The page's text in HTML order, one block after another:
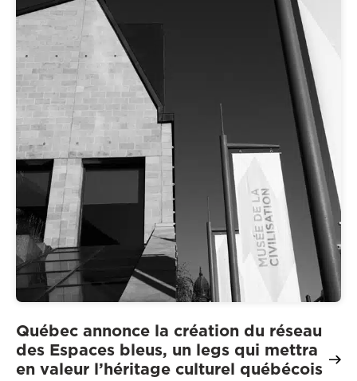
Québec annonce la création du réseau
des Espaces bleus, un legs qui mettra
en valeur l’héritage culturel québécois